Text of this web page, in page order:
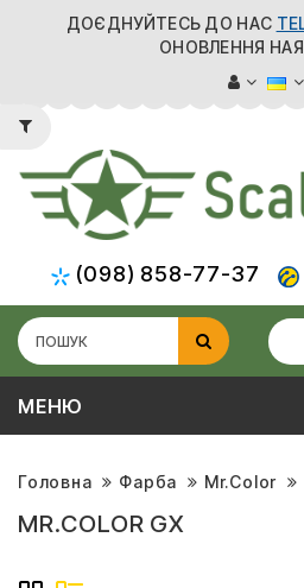
ДОЄДНУЙТЕСЬ ДО НАС
ОНОВЛЕННЯ
(098) 858-77-37
МЕНЮ
Головна Фарба Mr.Color
MR.COLOR GX